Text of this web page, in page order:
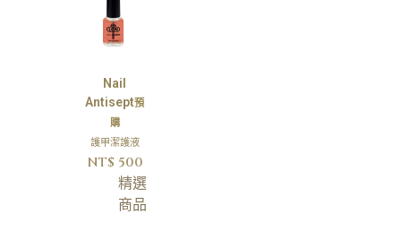
Nail
Antisept預
購
護甲潔護液
NT$ 500
精選
商品